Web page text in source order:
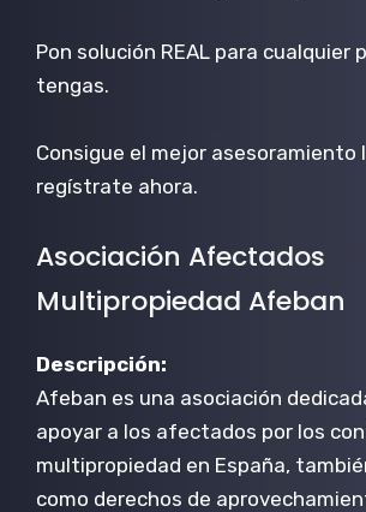
Pon solución REAL para cualquier
tengas.
Consigue el mejor asesoramiento
regístrate ahora.
Asociación Afectados
Multipropiedad Afeban
Descripción:
Afeban es una asociación
apoyar a los afectados por los
multipropiedad en España,
como derechos de